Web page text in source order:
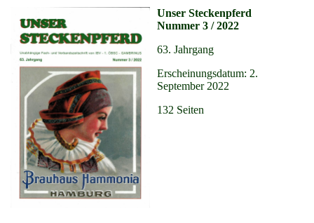
Unser Steckenpferd
Nummer 3 / 2022
63. Jahrgang
Erscheinungsdatum: 2.
September 2022
132 Seiten